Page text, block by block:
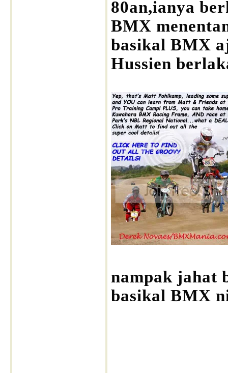
80an,ianya
BMX
basikal BMX
Hussien
nampak jahat
basikal BMX